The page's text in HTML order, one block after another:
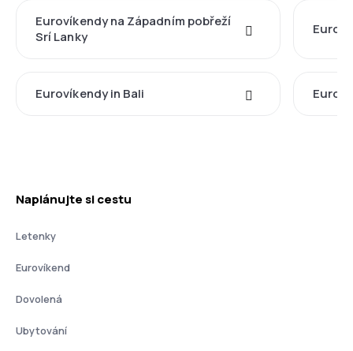
Eurovíkendy na Západním pobřeží
Srí Lanky
Eurovíkendy in Bali
Naplánujte si cestu
Letenky
Eurovíkend
Dovolená
Ubytování